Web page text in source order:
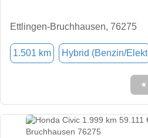
Ettlingen-Bruchhausen, 76275
1.501 km Hybrid (Benzin/Elekt
★